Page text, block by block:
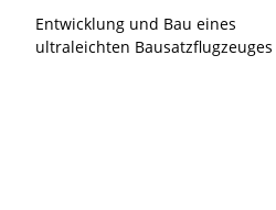
Entwicklung und Bau eines
ultraleichten Bausatzflugzeuges